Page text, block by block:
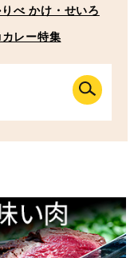
べ かけ・せいろ
レー特集